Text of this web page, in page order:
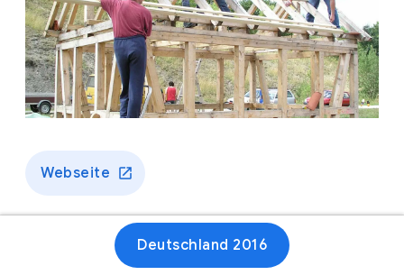
Webseite
Deutschland 2016